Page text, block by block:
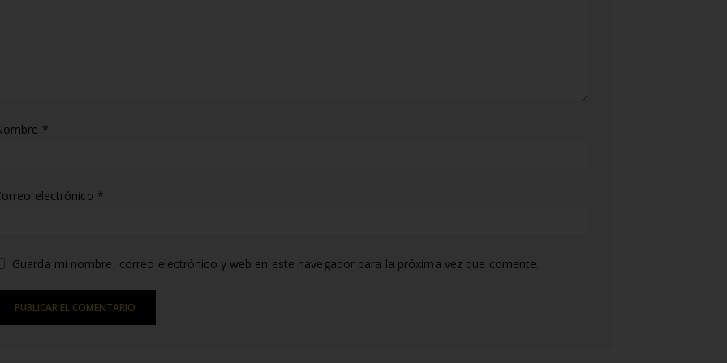
*
electrónico *
Guarda mi nombre, correo electrónico y web en este navegador para la próxima vez que comente.